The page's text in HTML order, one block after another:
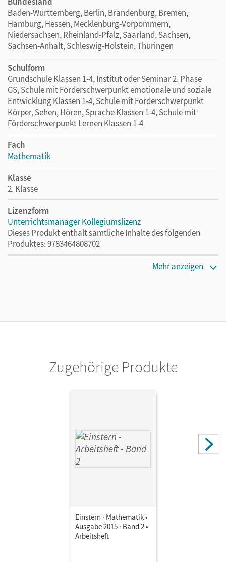
Baden-Württemberg, Berlin, Brandenburg, Bremen,
Hamburg, Hessen, Mecklenburg-Vorpommern,
Niedersachsen, Rheinland-Pfalz, Saarland, Sachsen,
Sachsen-Anhalt, Schleswig-Holstein, Thüringen
Schulform
Grundschule Klassen 1-4, Institut oder Seminar 2. Phase
GS, Schule mit Förderschwerpunkt emotionale und soziale
Entwicklung Klassen 1-4, Schule mit Förderschwerpunkt
Körper, Sehen, Hören, Sprache Klassen 1-4, Schule mit
Förderschwerpunkt Lernen Klassen 1-4
Fach
Mathematik
Klasse
2. Klasse
Lizenzform
Unterrichtsmanager Kollegiumslizenz
Dieses Produkt enthält sämtliche Inhalte des folgenden
Produktes: 9783464808702
Unterrichtsmanagers solange das Lehrwerk erhältlich ist.
Mehr anzeigen
Zugehörige Produkte
Einstern · Mathematik •
Ausgabe 2015 · Band 2 •
Arbeitsheft